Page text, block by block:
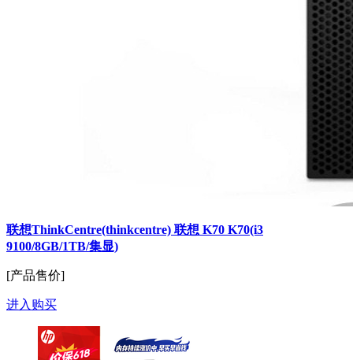
联想ThinkCentre(thinkcentre) 联想 K70 K70(i3
9100/8GB/1TB/集显)
[产品售价]
进入购买